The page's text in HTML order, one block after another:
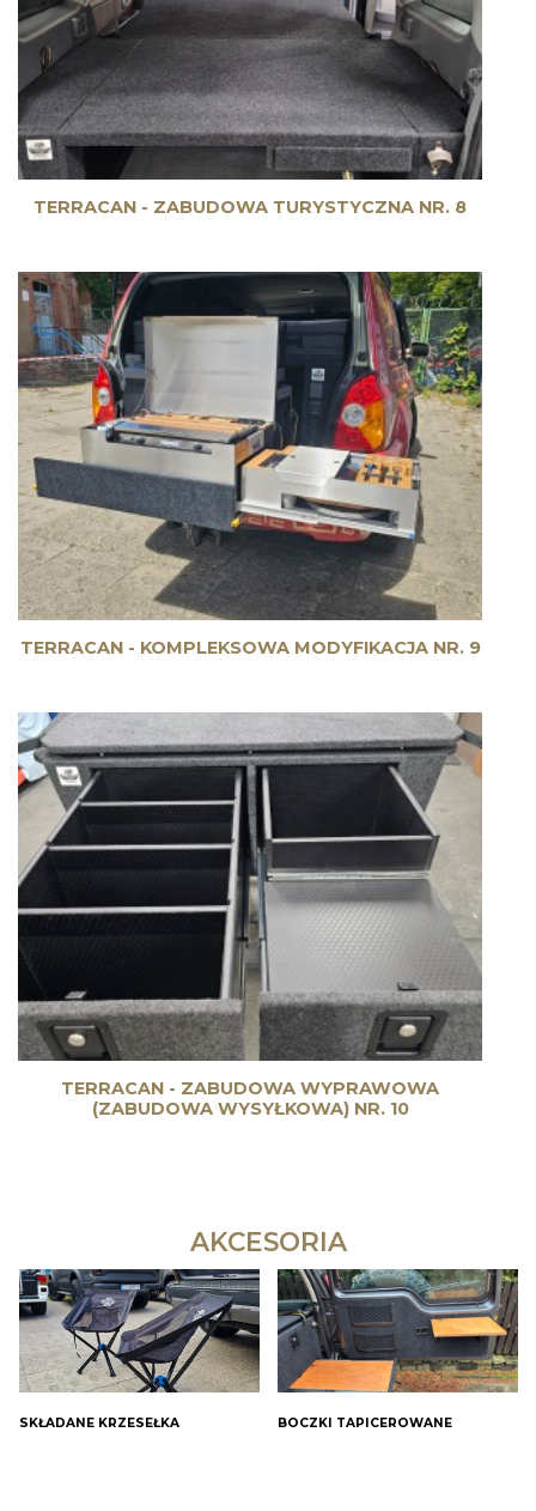
TERRACAN - ZABUDOWA TURYSTYCZNA NR. 8
TERRACAN - KOMPLEKSOWA MODYFIKACJA NR. 9
TERRACAN - ZABUDOWA WYPRAWOWA
(ZABUDOWA WYSYŁKOWA) NR. 10
AKCESORIA
SKŁADANE KRZESEŁKA BOCZKI TAPICEROWANE